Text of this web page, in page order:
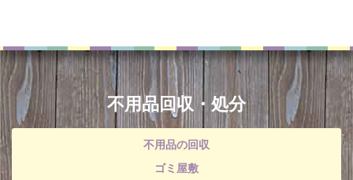
不用品回収・処分
不用品の回収
ゴミ屋敷